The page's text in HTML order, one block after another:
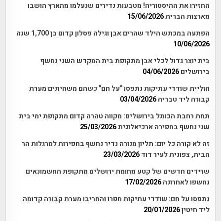
החזירו את ההיסטוריה! מטבעות נדירים שנעלמו מהארץ הושבו
מארצות הברית15/06/2026
הפתעה במכתש הילד שהרים אבן וגילה פסלון קדום בן 1,700 שנה
10/06/2026
בית יוצר גדול לכלי אבן מתקופת בית המקדש השני נחשף
בירושלים 04/06/2026
חוליית שודדי עתיקות נתפסו "על חם" כשהם משחיתים מערת
קבורה ליד טבריה 03/04/2026
תחת רחבת הכותל בירושלים: מקווה טהרה קדום מתקופת ימי בית
שני נחשף בחפירה ארכיאלוגית25/03/2026
זה לא קורה כל יום: תליון מנורה נדיר נחשף בחפירות למרגלות הר
הבית, צפונית לעיר דוד 23/03/2026
שרידים חדשים של קטע מחומת ירושלים מתקופת החשמונאים
נחשפו לאחרונה 17/02/2026
נתפסו על חם: שודדי עתיקות חפרו והחריבו מערת קבורה קדומה
ליד חיטין20/01/2026